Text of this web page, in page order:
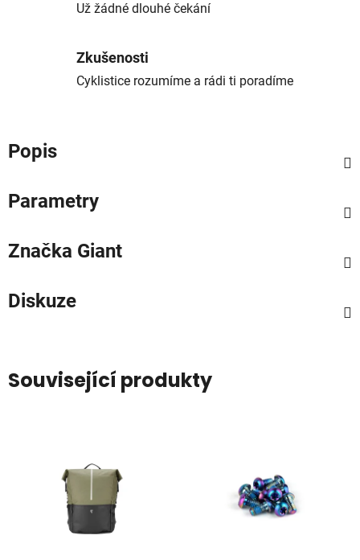
Už žádné dlouhé čekání
Zkušenosti
Cyklistice rozumíme a rádi ti poradíme
Popis
Parametry
Značka Giant
Diskuze
Související produkty